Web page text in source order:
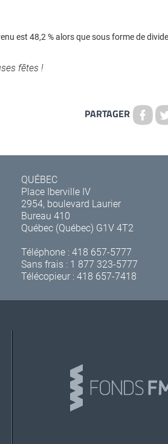
est 48,2 % alors que sous forme de
fêtes !
PARTAGER
QUÉBEC
Place Iberville IV
2954, boulevard Laurier
Bureau 410
Québec (Québec) G1V 4T2
Téléphone :418 657-5777
Sans frais : 1 877 323-5777
Télécopieur : 418 657-7418